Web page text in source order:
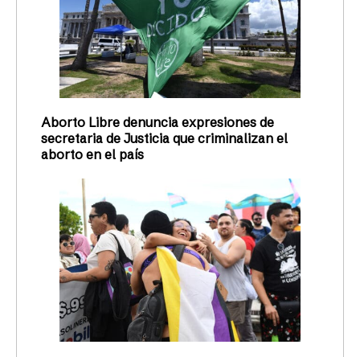
Aborto Libre denuncia expresiones de
secretaria de Justicia que criminalizan el
aborto en el país